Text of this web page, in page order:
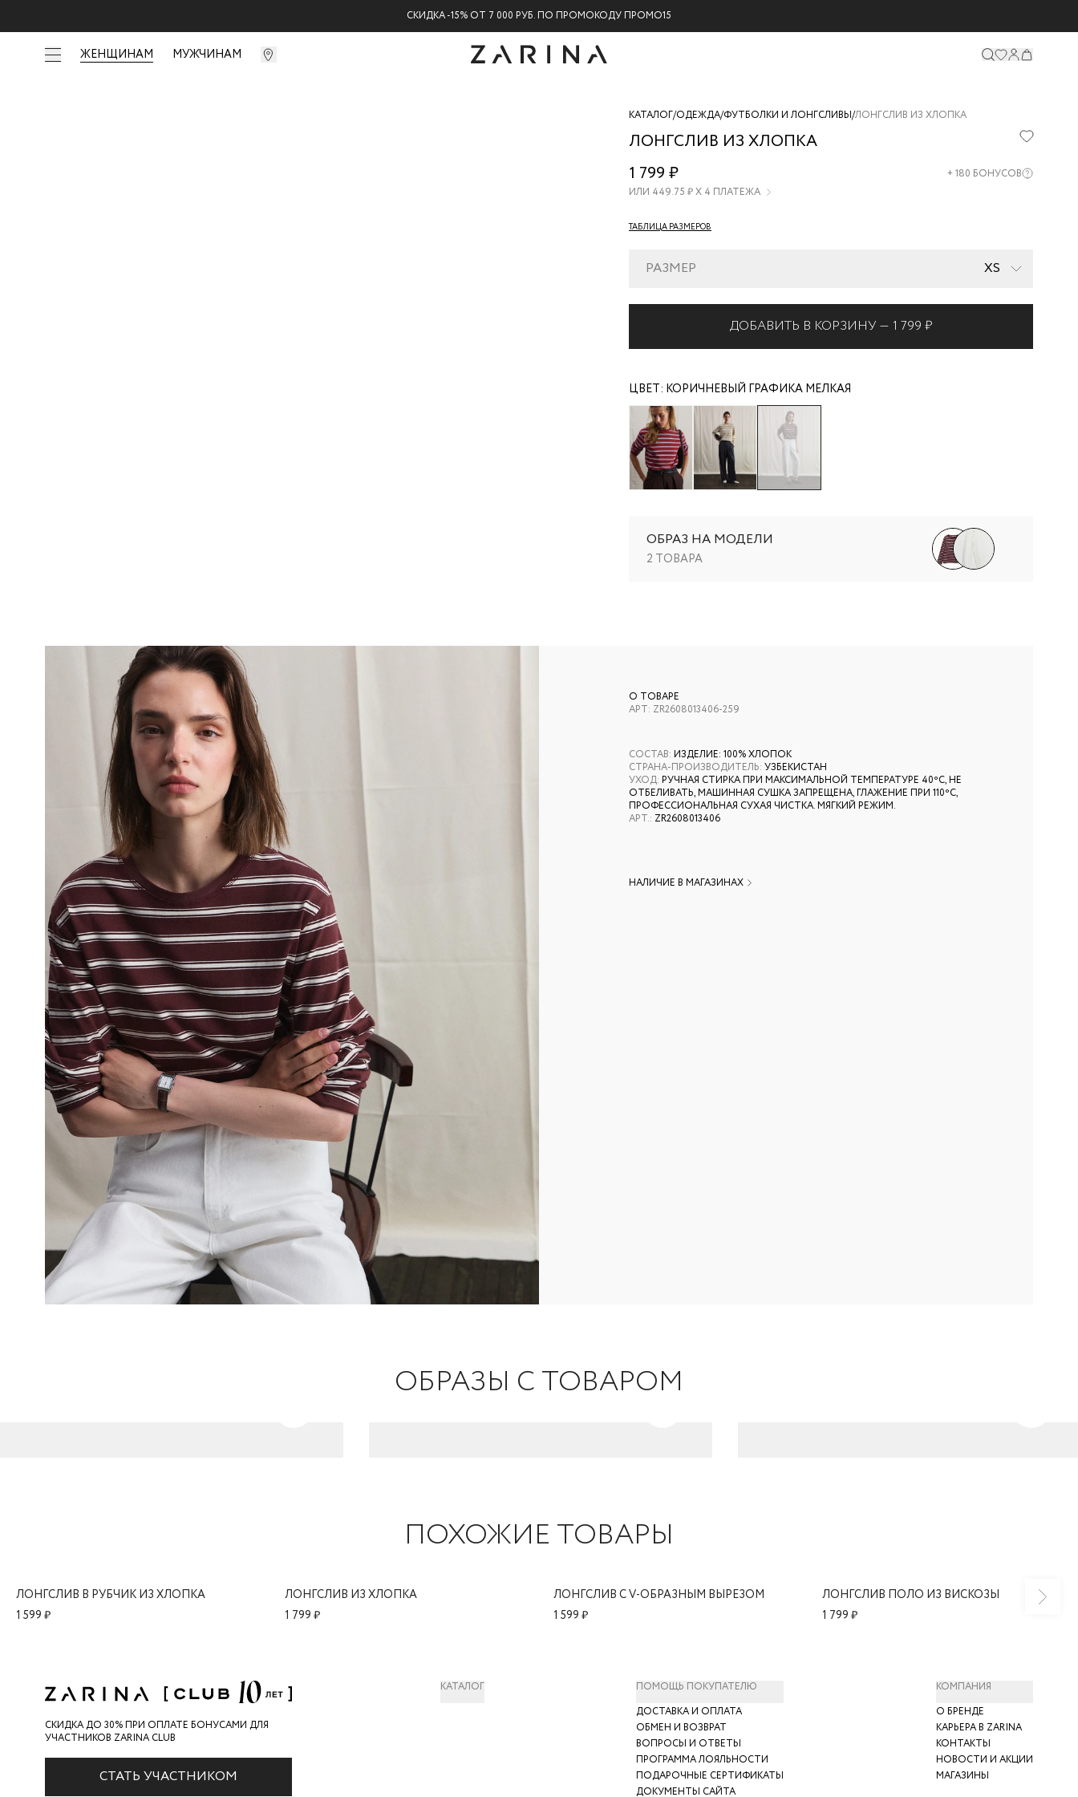
СКИДКА -15% ОТ 7 000 РУБ. ПО ПРОМОКОДУ ПРОМО15
ЖЕНЩИНАМ МУЖЧИНАМ
КАТАЛОГ/ОДЕЖДА/ФУТБОЛКИ И ЛОНГСЛИВЫ/ЛОНГСЛИВ ИЗ ХЛОПКА
ЛОНГСЛИВ ИЗ ХЛОПКА
ZR2608013406-
259
1 799 ₽ +180 БОНУСОВ
ИЛИ 449.75 ₽ Х 4 ПЛАТЕЖА
ТАБЛИЦА РАЗМЕРОВ
РАЗМЕР XS
ДОБАВИТЬ В КОРЗИНУ — 1 799 ₽
ЦВЕТ: КОРИЧНЕВЫЙ ГРАФИКА МЕЛКАЯ
ОБРАЗ НА МОДЕЛИ
2 ТОВАРА
О ТОВАРЕ
АРТ: ZR2608013406-259
СОСТАВ: ИЗДЕЛИЕ: 100% ХЛОПОК
СТРАНА-ПРОИЗВОДИТЕЛЬ: УЗБЕКИСТАН
УХОД: РУЧНАЯ СТИРКА ПРИ МАКСИМАЛЬНОЙ ТЕМПЕРАТУРЕ 40ºС, НЕ
ОТБЕЛИВАТЬ, МАШИННАЯ СУШКА ЗАПРЕЩЕНА, ГЛАЖЕНИЕ ПРИ 110ºС,
ПРОФЕССИОНАЛЬНАЯ СУХАЯ ЧИСТКА. МЯГКИЙ РЕЖИМ.
АРТ.: ZR2608013406
НАЛИЧИЕ В МАГАЗИНАХ
ОБРАЗЫ С ТОВАРОМ
ПОХОЖИЕ ТОВАРЫ
ЛОНГСЛИВ В РУБЧИК ИЗ ХЛОПКА
1 599 ₽
ЛОНГСЛИВ ИЗ ХЛОПКА
1 799 ₽
ЛОНГСЛИВ С V-ОБРАЗНЫМ ВЫРЕЗОМ
1 599 ₽
ЛОНГСЛИВ ПОЛО ИЗ ВИСКОЗЫ
1 799 ₽
СКИДКА ДО 30% ПРИ ОПЛАТЕ БОНУСАМИ ДЛЯ
УЧАСТНИКОВ ZARINA CLUB
СТАТЬ УЧАСТНИКОМ
КАТАЛОГ
ПОМОЩЬ ПОКУПАТЕЛЮ
ДОСТАВКА И ОПЛАТА
ОБМЕН И ВОЗВРАТ
ВОПРОСЫ И ОТВЕТЫ
ПРОГРАММА ЛОЯЛЬНОСТИ
ПОДАРОЧНЫЕ СЕРТИФИКАТЫ
ДОКУМЕНТЫ САЙТА
КОМПАНИЯ
О БРЕНДЕ
КАРЬЕРА В ZARINA
КОНТАКТЫ
НОВОСТИ И АКЦИИ
МАГАЗИНЫ